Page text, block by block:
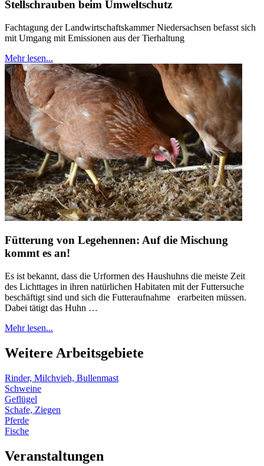
Stellschrauben beim Umweltschutz
Fachtagung der Landwirtschaftskammer Niedersachsen befasst sich
mit Umgang mit Emissionen aus der Tierhaltung
Mehr lesen...
Fütterung von Legehennen: Auf die Mischung
kommt es an!
Es ist bekannt, dass die Urformen des Haushuhns die meiste Zeit
des Lichttages in ihren natürlichen Habitaten mit der Futtersuche
beschäftigt sind und sich die Futteraufnahme erarbeiten müssen.
Dabei tätigt das Huhn …
Mehr lesen...
Weitere Arbeitsgebiete
Rinder, Milchvieh, Bullenmast
Schweine
Geflügel
Schafe, Ziegen
Pferde
Fische
Veranstaltungen